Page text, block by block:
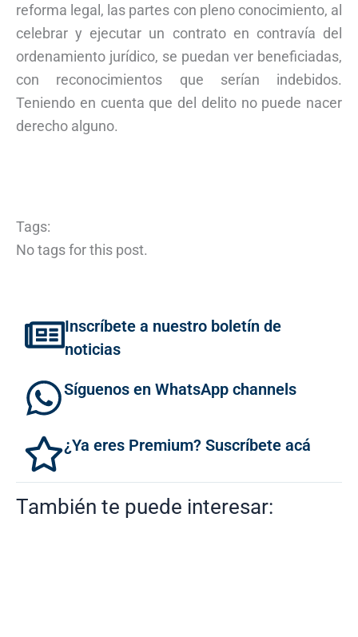
reforma legal, las partes con pleno conocimiento, al
celebrar y ejecutar un contrato en contravía del
ordenamiento jurídico, se puedan ver beneficiadas,
con reconocimientos que serían indebidos.
Teniendo en cuenta que del delito no puede nacer
derecho alguno.
Tags:
No tags for this post.
Inscríbete a nuestro boletín de
noticias
Síguenos en WhatsApp channels
¿Ya eres Premium? Suscríbete acá
También te puede interesar: